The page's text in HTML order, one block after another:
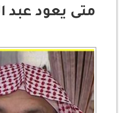
متى يعود عبد